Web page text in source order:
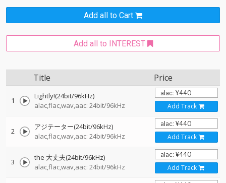
Add all to Cart
Add all to INTEREST
Title Price
1
Lightly!(24bit/96kHz)
alac,flac,wav,aac: 24bit/96kHz
Add Track
2
アジテーター(24bit/96kHz)
alac,flac,wav,aac: 24bit/96kHz
Add Track
3
the 大丈夫(24bit/96kHz)
alac,flac,wav,aac: 24bit/96kHz
Add Track